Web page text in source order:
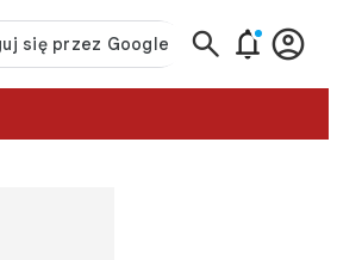
  